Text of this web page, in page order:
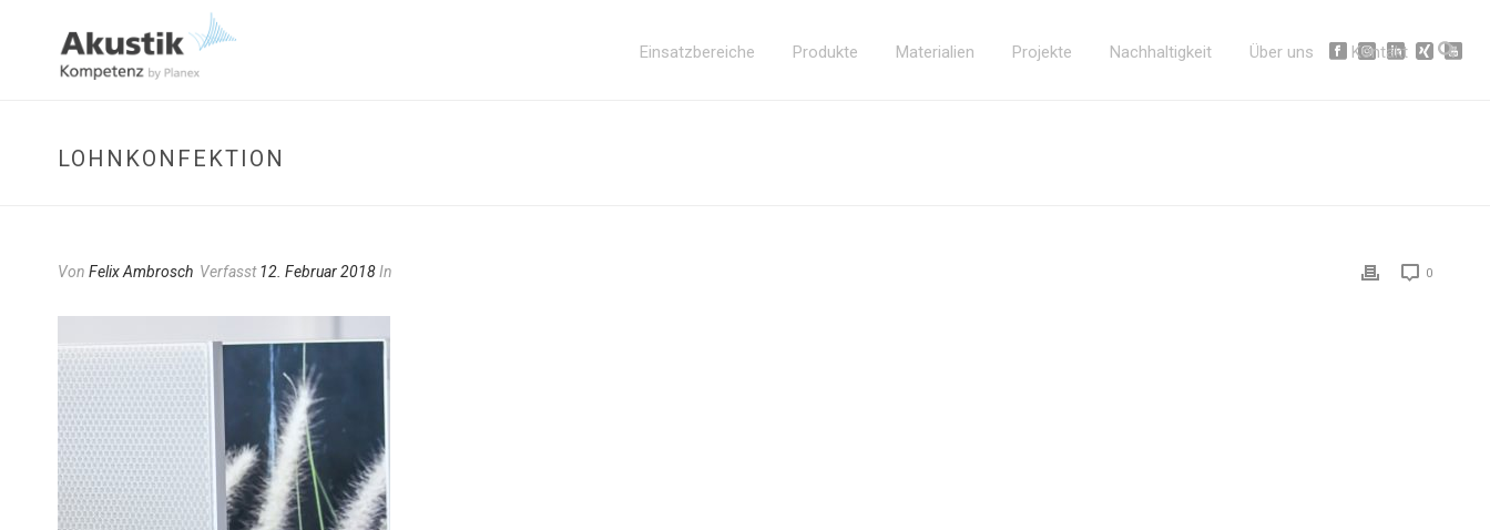
Einsatzbereiche Produkte Materialien Projekte Nachhaltigkeit Über uns Kontakt
LOHNKONFEKTION
Von Felix Ambrosch Verfasst12. Februar 2018In 0